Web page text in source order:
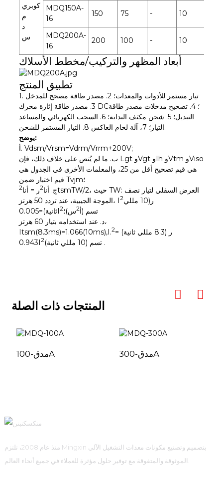
كوبري
م
د
س
MDQ150A-
16
150 75 - 10
MDQ200A-
16
200 100 - 10
أبعاد المظهر والتركيب/مخطط الأسلاك
تطبيق المنتج
1. تيار مستمر للأدوات والمعدات؛ 2. مصدر طاقة مصحح للمدخل
3. مصدر طاقة إثارة محرك DC؛ 4. تصحيح مدخلات مصدر طاقة
التبديل؛ 5. شحن مكثف البداية؛ 6. السحب الكهربائي والمساعد
التيار؛ 7، آلة لحام العاكس 8. التيار المستمر للشحن.
يوضح:
أ. Vdsm/Vrsm=Vdrm/Vrrm+200V;
ب. ما لم يُنص على خلاف ذلك، فإن Lgt وVgt وIh وVtm وViso
هي قيم تصحيح أقل من 25، والمعلمات الأخرى في الجدول هي
قيم اختبار ضمن Tvjm؛
ج. أنا2ر = أنا2
tsmTW/2، حيث TW: العرض السفلي لتيار نصف
الموجة الجيبية، عند تردد 50 هرتز، I2ر(10 مللي
ثانية)=0.005I2 تسم (أ2س)؛
د. عند استخدامه بتيار 60 هرتز،
Itsm(8.3ms)=1.066(10ms),I.2ر (8.3 مللي ثانية) =
0.943I2 تسم (10 مللي ثانية) .
المنتجات ذات الصلة
مدق-100A مدق-300A
منذ عام 2008، تلتزم Mingxin بتصميم وتصنيع مكونات معدات التشغيل الآلي